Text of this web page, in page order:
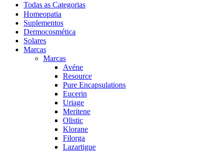
Todas as Categorias
Homeopatia
Suplementos
Dermocosmética
Solares
Marcas
Marcas
Avéne
Resource
Pure Encapsulations
Eucerin
Uriage
Meritene
Olistic
Klorane
Filorga
Lazartigue